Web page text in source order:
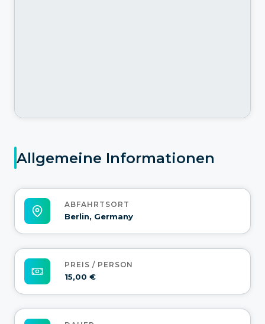
Allgemeine Informationen
ABFAHRTSORT
Berlin, Germany
PREIS / PERSON
15,00 €